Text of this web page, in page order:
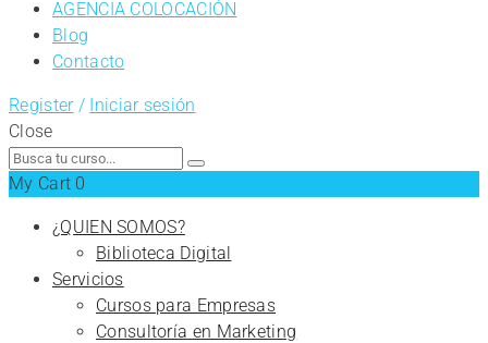
AGENCIA COLOCACIÓN
Blog
Contacto
Register/ Iniciar sesión
Close
Search
for:
My Cart 0
¿QUIEN SOMOS?
Biblioteca Digital
Servicios
Cursos para Empresas
Consultoría en Marketing